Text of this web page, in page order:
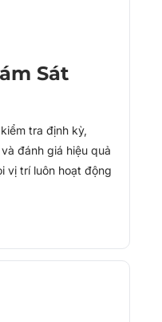
Sát
tra định kỳ,
đánh giá hiệu quả
vị trí luôn hoạt động